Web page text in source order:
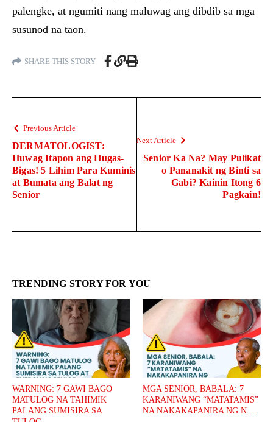
palengke, at ngumiti nang maluwag ang dibdib sa mga
susunod na taon.
SHARE THIS STORY
Previous Article
DERMATOLOGIST:
Huwag Itapon ang Hugas-
Bigas! 5 Lihim Para Kuminis
at Bumata ang Balat ng
Senior
Next Article
Senior Ka Na? May Pulikat
o Pananakit ng Binti sa
Gabi? Kainin Itong 6
Pagkain!
TRENDING STORY FOR YOU
WARNING: 7 GAWI BAGO
MATULOG NA TAHIMIK
PALANG SUMISIRA SA
MGA SENIOR, BABALA: 7
KARANIWANG “MATATAMIS”
NA NAKAKAPANIRA NG N ...